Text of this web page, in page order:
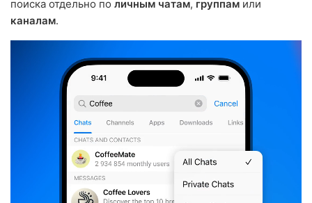
поиска отдельно по личным чатам, группам или
каналам.